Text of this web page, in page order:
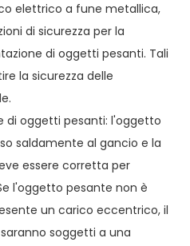
elettrico a fune metallica,
di sicurezza per la
di oggetti pesanti. Tali
la sicurezza delle
di oggetti pesanti: l'oggetto
saldamente al gancio e la
essere corretta per
l'oggetto pesante non è
un carico eccentrico, il
soggetti a una